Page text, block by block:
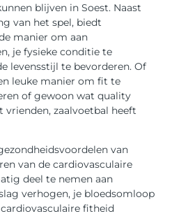
blijven in Soest. Naast
van het spel, biedt
manier om aan
je fysieke conditie te
levensstijl te bevorderen. Of
leuke manier om fit te
of gewoon wat quality
zaalvoetbal heeft
van
van de cardiovasculaire
deel te nemen aan
verhogen, je bloedsomloop
fitheid